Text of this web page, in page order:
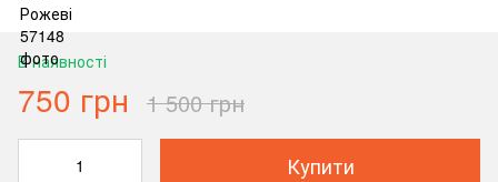
В наявності
750 грн 1 500 грн
Купити